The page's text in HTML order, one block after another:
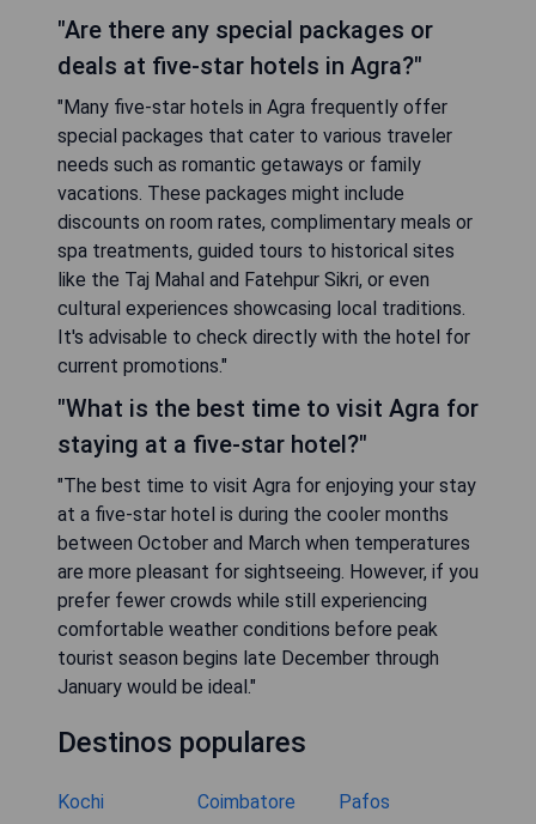
"Are there any special packages or
deals at five-star hotels in Agra?"
"Many five-star hotels in Agra frequently offer
special packages that cater to various traveler
needs such as romantic getaways or family
vacations. These packages might include
discounts on room rates, complimentary meals or
spa treatments, guided tours to historical sites
like the Taj Mahal and Fatehpur Sikri, or even
cultural experiences showcasing local traditions.
It's advisable to check directly with the hotel for
current promotions."
"What is the best time to visit Agra for
staying at a five-star hotel?"
"The best time to visit Agra for enjoying your stay
at a five-star hotel is during the cooler months
between October and March when temperatures
are more pleasant for sightseeing. However, if you
prefer fewer crowds while still experiencing
comfortable weather conditions before peak
tourist season begins late December through
January would be ideal."
Destinos populares
Kochi Coimbatore Pafos